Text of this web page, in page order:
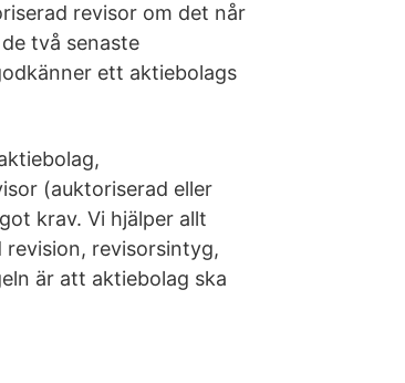
revisor om det når
två senaste
ett aktiebolags
(auktoriserad eller
krav. Vi hjälper allt
revisorsintyg,
är att aktiebolag ska